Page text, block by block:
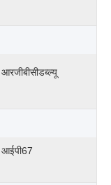
आरजीबीसीडब्ल्यू
आईपी67